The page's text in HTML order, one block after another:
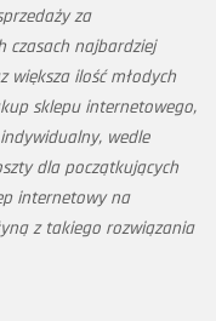
za
czasach najbardziej
większa ilość młodych
sklepu internetowego,
wedle
dla początkujących
internetowy na
z takiego rozwiązania